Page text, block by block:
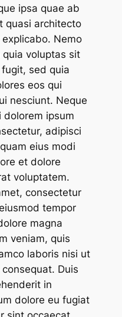
ipsa quae ab
quasi architecto
Nemo
voluptas sit
sed quia
eos qui
nesciunt. Neque
dolorem ipsum
adipisci
eius modi
et dolore
voluptatem.
consectetur
tempor
magna
veniam, quis
laboris nisi ut
Duis
in
dolore eu fugiat